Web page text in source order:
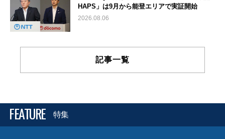
HAPS」は9月から能登エリアで実証開始
2026.08.06
記事一覧
FEATURE 特集